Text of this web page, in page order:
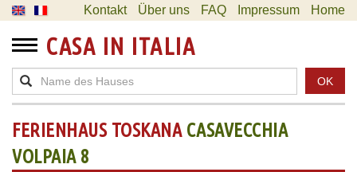
Kontakt Über uns FAQ Impressum Home
CASA IN ITALIA
OK
FERIENHAUS TOSKANA CASAVECCHIA
VOLPAIA 8